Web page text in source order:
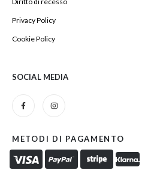
Privacy Policy
Cookie Policy
SOCIAL MEDIA
METODI DI PAGAMENTO